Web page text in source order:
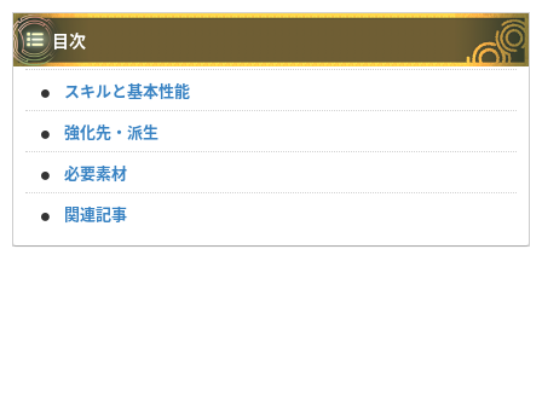
目次
スキルと基本性能
強化先・派生
必要素材
関連記事